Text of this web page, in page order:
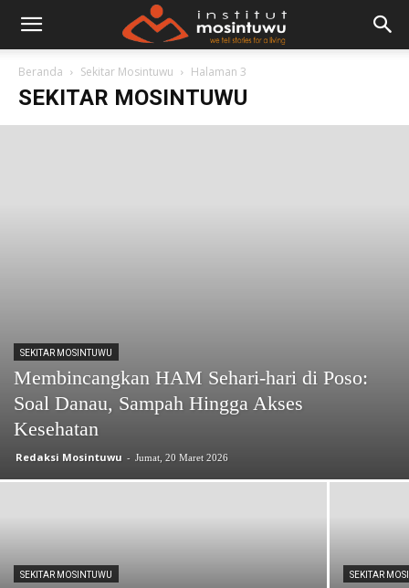
Beranda Sekitar Mosintuwu Halaman 3
SEKITAR MOSINTUWU
SEKITAR MOSINTUWU
Membincangkan HAM Sehari-hari di Poso:
Soal Danau, Sampah Hingga Akses
Kesehatan
Redaksi Mosintuwu - Jumat, 20 Maret 2026
SEKITAR MOSINTUWU SEKITAR